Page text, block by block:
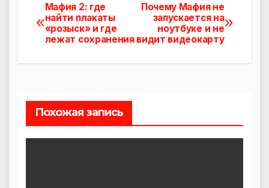
Навигация
по
записям
Почему Мафия не
запускается на
ноутбуке и не
видит видеокарту
Мафия 2: где
найти плакаты
«розыск» и где
лежат сохранения
Похожая запись